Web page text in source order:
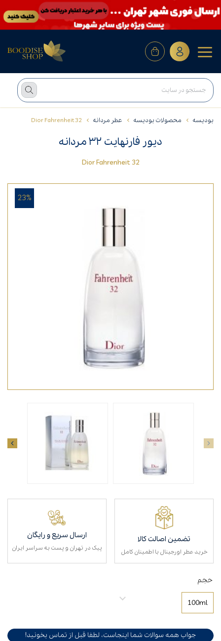
بودیسه محصولات بودیسه عطر مردانه Dior Fahrenheit 32
دیور فارنهایت ۳۲ مردانه
Dior Fahrenheit 32
23%
تضمین اصالت کالا
خرید عطر اورجینال با اطمینان کامل
ارسال سریع و رایگان
پیک در تهران و پست به سراسر ایران
حجم
100ml
جواب همه سوالات شما اینجاست، لطفا قبل از تماس بخونید!